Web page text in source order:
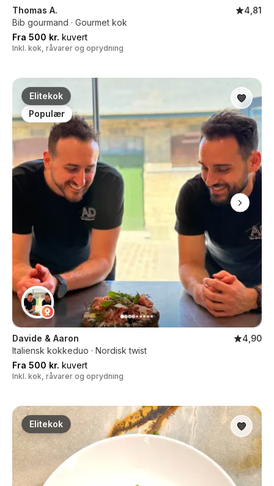
Thomas A.
4,81
Bib gourmand · Gourmet kok
Fra 500 kr. kuvert
Inkl. kok, råvarer og oprydning
Elitekok
Populær
Davide & Aaron
4,90
Italiensk kokkeduo · Nordisk twist
Fra 500 kr. kuvert
Inkl. kok, råvarer og oprydning
Elitekok